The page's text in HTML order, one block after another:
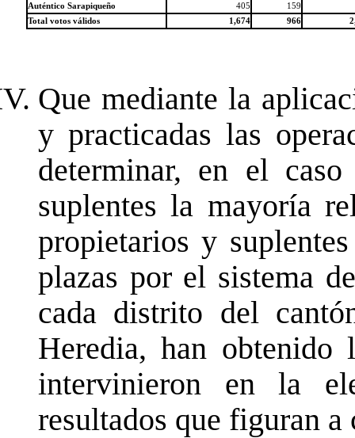
Auténtico Sarapiqueño
405
159
Total votos válidos
1,674 966
Que mediante la
y practicadas las
determinar, en el
suplentes la mayoría
propietarios y
plazas por el sistema
cada distrito del
Heredia, han obtenido
intervinieron en la
resultados que figuran